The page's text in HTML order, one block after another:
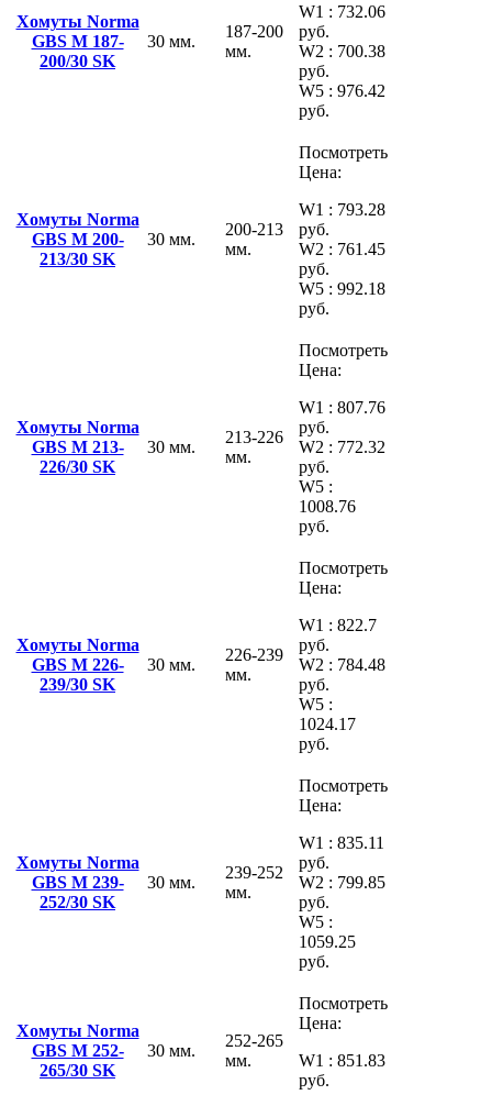
Хомуты Norma
GBS M 187-
200/30 SK
30 мм.
187-200
мм.
W1 : 732.06
руб.
W2 : 700.38
руб.
W5 : 976.42
руб.
Хомуты Norma
GBS M 200-
213/30 SK
30 мм.
200-213
мм.
Посмотреть
Цена:
W1 : 793.28
руб.
W2 : 761.45
руб.
W5 : 992.18
руб.
Хомуты Norma
GBS M 213-
226/30 SK
30 мм.
213-226
мм.
Посмотреть
Цена:
W1 : 807.76
руб.
W2 : 772.32
руб.
W5 :
1008.76
руб.
Хомуты Norma
GBS M 226-
239/30 SK
30 мм.
226-239
мм.
Посмотреть
Цена:
W1 : 822.7
руб.
W2 : 784.48
руб.
W5 :
1024.17
руб.
Хомуты Norma
GBS M 239-
252/30 SK
30 мм.
239-252
мм.
Посмотреть
Цена:
W1 : 835.11
руб.
W2 : 799.85
руб.
W5 :
1059.25
руб.
Хомуты Norma
GBS M 252-
265/30 SK
30 мм.
252-265
мм.
Посмотреть
Цена:
W1 : 851.83
руб.